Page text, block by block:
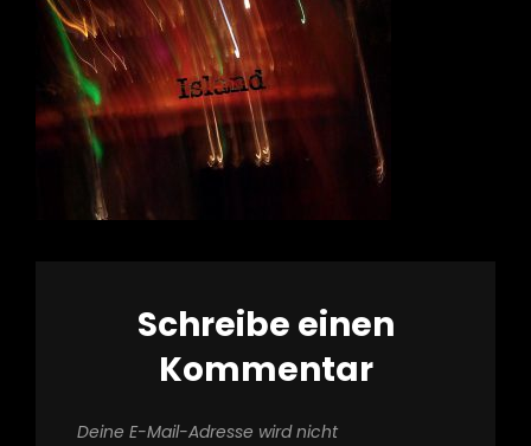
Schreibe einen
Kommentar
Deine E-Mail-Adresse wird nicht